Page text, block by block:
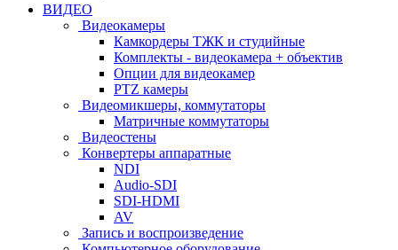
ВИДЕО
Видеокамеры
Камкордеры ТЖК и студийные
Комплекты - видеокамера + объектив
Опции для видеокамер
PTZ камеры
Видеомикшеры, коммутаторы
Матричные коммутаторы
Видеостены
Конвертеры аппаратные
NDI
Audio-SDI
SDI-HDMI
AV
Запись и воспроизведение